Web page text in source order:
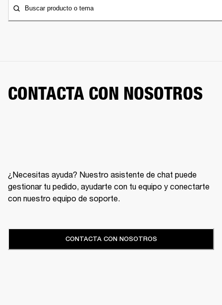
Buscar producto o tema
CONTACTA CON NOSOTROS
¿Necesitas ayuda? Nuestro asistente de chat puede
gestionar tu pedido, ayudarte con tu equipo y conectarte
con nuestro equipo de soporte.
CONTACTA CON NOSOTROS